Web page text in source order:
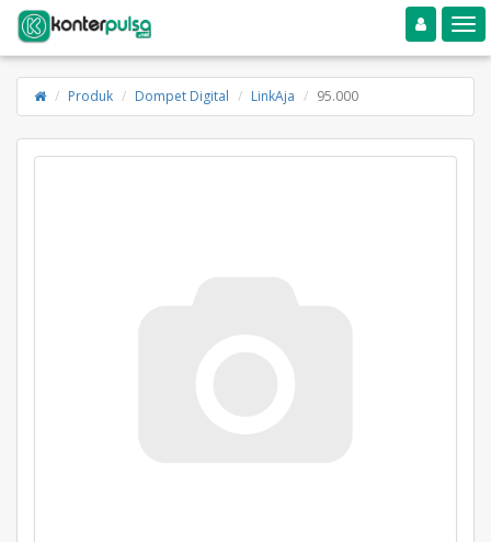
Toggle navigation
Produk Dompet Digital LinkAja 95.000